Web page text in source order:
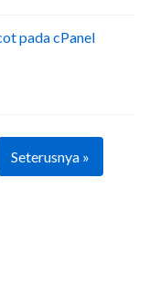
pada cPanel
Seterusnya »